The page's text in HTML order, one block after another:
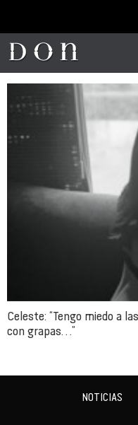
Celeste: “Tengo miedo a
con grapas…”
NOTICIAS